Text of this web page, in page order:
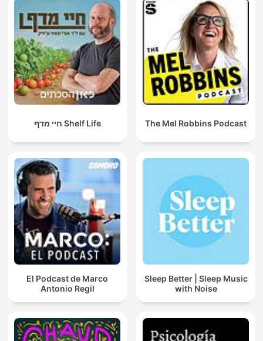
חיי מדף Shelf Life The Mel Robbins Podcast
El Podcast de Marco
Antonio Regil
Sleep Better | Sleep Music
with Noise